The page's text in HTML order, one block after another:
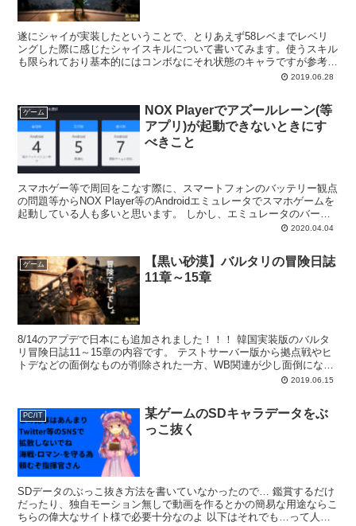
遂にシャイが実装したということで、とりあえず58レベまでレベリ
ングした際に感じたシャイスキルについて書いてみます。使うスキル
も限られており基本的にはコンボなにそれ状態のキャラですが参考に
なればと思います。またかなり主観が強いので、どう使うか...2019.06.28
ゲーム
NOX Playerでアズールレーン(等
アプリ)が起動できないときにす
べきこと
スマホゲー等で周回をこなす際に、スマートフォンのバッテリー観点
の問題等からNOX Player等のAndroidエミュレータでスマホゲームを
起動している人も多いと思います。 しかし、エミュレータのバージ
2020.04.04
ゲーム
【黒い砂漠】バルタリの冒険日誌
11章～15章
8/14のアプデで日本にも追加されました！！！ 韓国実装版のバルタ
リ冒険日誌11～15章の内容です。 テストサーバー版から拠点戦やヒ
トデなどの面倒なものが削除された一方、WB関連が少し面倒になっ
2019.06.15
PC/IT
某ゲームのSDキャラデータをぶ
っこ抜く
SDデータのぶっこ抜き方法を書いていなかったので… 鑑賞するだけ
だったり、独自モーション無しで動画を作るとかの簡易な用途ならこ
ちらの偉大なサイト様で必要十分なのよ 以下はそれでも…って人向